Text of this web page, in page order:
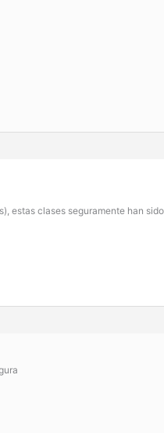
estas clases seguramente han